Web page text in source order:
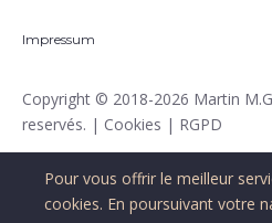
Impressum
Copyright © 2018-2026 Martin
reservés. | Cookies | RGPD
Pour vous offrir le meilleur
cookies. En poursuivant votre